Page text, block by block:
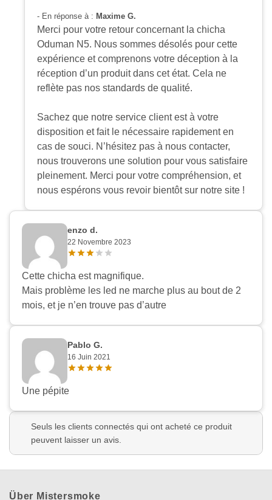
- En réponse à : Maxime G.
Merci pour votre retour concernant la chicha
Oduman N5. Nous sommes désolés pour cette
expérience et comprenons votre déception à la
réception d’un produit dans cet état. Cela ne
reflète pas nos standards de qualité.
Sachez que notre service client est à votre
disposition et fait le nécessaire rapidement en
cas de souci. N’hésitez pas à nous contacter,
nous trouverons une solution pour vous satisfaire
pleinement. Merci pour votre compréhension, et
nous espérons vous revoir bientôt sur notre site !
enzo d.
22 Novembre 2023
Cette chicha est magnifique.
Mais problème les led ne marche plus au bout de 2
mois, et je n’en trouve pas d’autre
Pablo G.
16 Juin 2021
Une pépite
Seuls les clients connectés qui ont acheté ce produit
peuvent laisser un avis.
Über Mistersmoke